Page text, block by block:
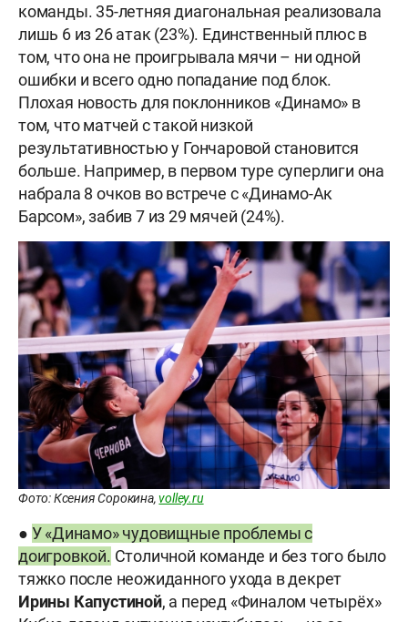
команды. 35-летняя диагональная реализовала
лишь 6 из 26 атак (23%). Единственный плюс в
том, что она не проигрывала мячи – ни одной
ошибки и всего одно попадание под блок.
Плохая новость для поклонников «Динамо» в
том, что матчей с такой низкой
результативностью у Гончаровой становится
больше. Например, в первом туре суперлиги она
набрала 8 очков во встрече с «Динамо-Ак
Барсом», забив 7 из 29 мячей (24%).
Фото: Ксения Сорокина,volley.ru
● У «Динамо» чудовищные проблемы с
доигровкой. Столичной команде и без того было
тяжко после неожиданного ухода в декрет
Ирины Капустиной, а перед «Финалом четырёх»